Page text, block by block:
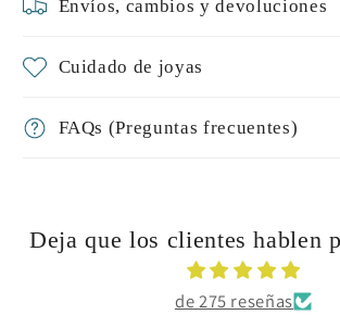
Envíos, cambios y devoluciones
Cuidado de joyas
FAQs (Preguntas frecuentes)
Deja que los clientes hablen
de 275 reseñas